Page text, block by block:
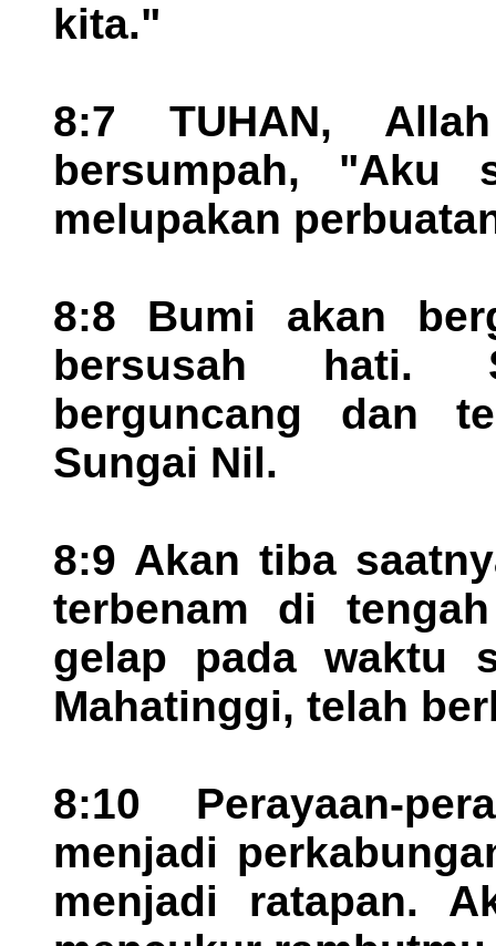
kita."
8:7 TUHAN,
bersumpah, "Aku
melupakan
8:8 Bumi akan
bersusah hati.
berguncang dan
Sungai Nil.
8:9 Akan tiba
terbenam di
gelap pada waktu
Mahatinggi, telah
8:10 Perayaan-
menjadi
menjadi ratapan.